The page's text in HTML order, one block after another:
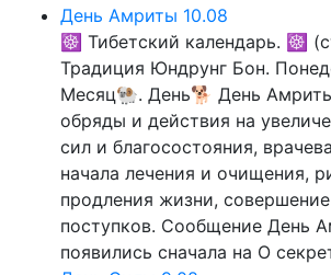
День Амриты 10.08
☸ Тибетский календарь. ☸
Традиция Юндрунг Бон.
Месяц🐏. День🐕 День
обряды и действия на
сил и благосостояния,
начала лечения и очищения,
продления жизни, совершение
поступков. Сообщение День
появились сначала на О